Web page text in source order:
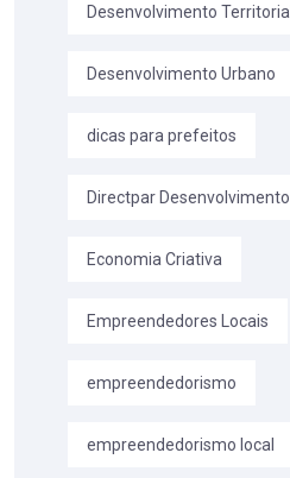
Desenvolvimento Territorial
Desenvolvimento Urbano
dicas para prefeitos
Directpar Desenvolvimento
Economia Criativa
Empreendedores Locais
empreendedorismo
empreendedorismo local